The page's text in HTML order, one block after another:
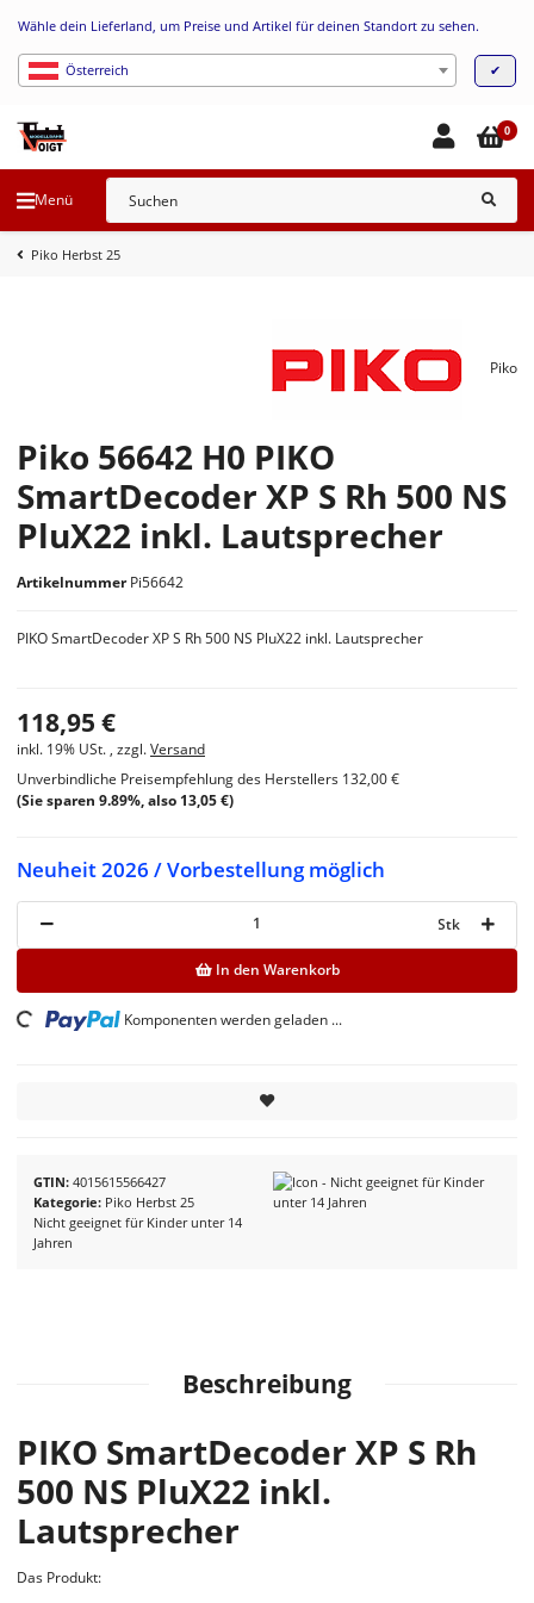
Wähle dein Lieferland, um Preise und Artikel für deinen Standort zu sehen.
Österreich ✔
Menü
0
Piko Herbst 25
Piko 56642 H0 PIKO
SmartDecoder XP S Rh 500 NS
PluX22 inkl. Lautsprecher
Artikelnummer Pi56642
GTIN 4015615566427
Kategorie Piko Herbst 25
Nicht geeignet für Kinder unter 14
Jahren
Piko
PIKO SmartDecoder XP S Rh 500 NS PluX22 inkl. Lautsprecher
118,95 €
inkl. 19% USt. , zzgl.Versand
Unverbindliche Preisempfehlung des Herstellers 132,00 €
(Sie sparen 9.89%, also 13,05 €)
Stk
In den Warenkorb
Komponenten werden geladen ...
Neuheit 2026 / Vorbestellung möglich
Beschreibung
PIKO SmartDecoder XP S Rh
500 NS PluX22 inkl.
Lautsprecher
Das Produkt: